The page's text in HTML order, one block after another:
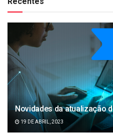
Novidades da atualização
19 DE ABRIL, 2023